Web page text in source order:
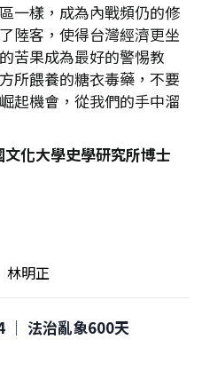
一樣，成為內戰頻仍的修
陸客，使得台灣經濟更坐
苦果成為最好的警惕教
所餵養的糖衣毒藥，不要
起機會，從我們的手中溜
化大學史學研究所博士
林明正
│ 法治亂象600天